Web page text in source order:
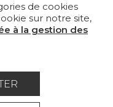
Lexique
de cookies
sur notre site,
à la gestion des